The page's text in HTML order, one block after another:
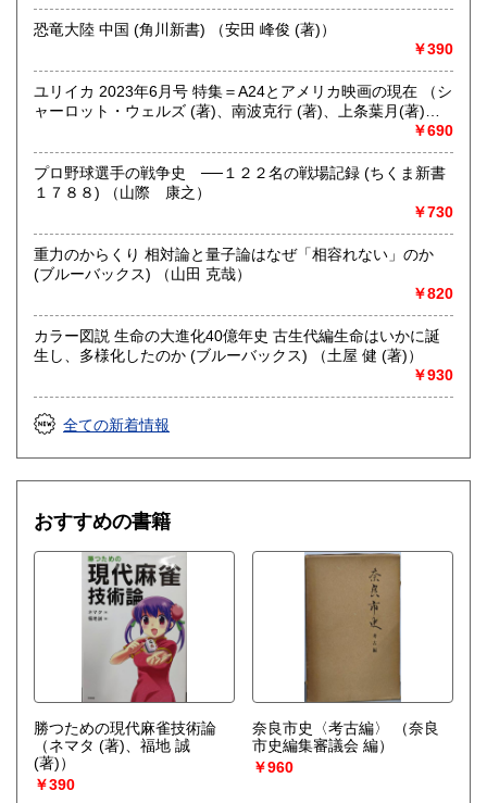
恐竜大陸 中国 (角川新書) （安田 峰俊 (著)）
￥390
ユリイカ 2023年6月号 特集＝A24とアメリカ映画の現在 （シ
ャーロット・ウェルズ (著)、南波克行 (著)、上条葉月(著)、
￥690
プロ野球選手の戦争史 ──１２２名の戦場記録 (ちくま新書
１７８８) （山際 康之）
￥730
重力のからくり 相対論と量子論はなぜ「相容れない」のか
(ブルーバックス) （山田 克哉）
￥820
カラー図説 生命の大進化40億年史 古生代編生命はいかに誕
生し、多様化したのか (ブルーバックス) （土屋 健 (著)）
￥930
全ての新着情報
おすすめの書籍
勝つための現代麻雀技術論
（ネマタ (著)、福地 誠
(著)）
￥390
奈良市史〈考古編〉
（奈良
市史編集審議会 編）
￥960